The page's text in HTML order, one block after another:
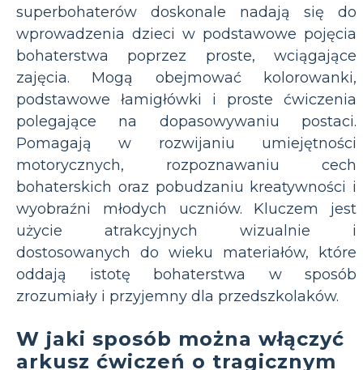
superbohaterów doskonale nadają się do
wprowadzenia dzieci w podstawowe pojęcia
bohaterstwa poprzez proste, wciągające
zajęcia. Mogą obejmować kolorowanki,
podstawowe łamigłówki i proste ćwiczenia
polegające na dopasowywaniu postaci.
Pomagają w rozwijaniu umiejętności
motorycznych, rozpoznawaniu cech
bohaterskich oraz pobudzaniu kreatywności i
wyobraźni młodych uczniów. Kluczem jest
użycie atrakcyjnych wizualnie i
dostosowanych do wieku materiałów, które
oddają istotę bohaterstwa w sposób
zrozumiały i przyjemny dla przedszkolaków.
W jaki sposób można włączyć
arkusz ćwiczeń o tragicznym